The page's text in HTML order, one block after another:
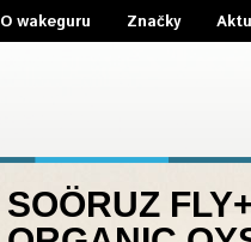
O wakeguru Značky
SOÖRUZ